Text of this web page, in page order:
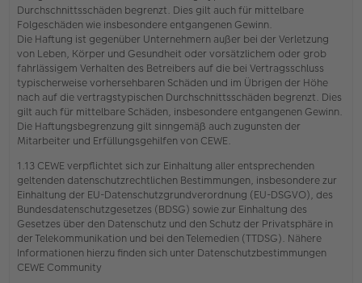
Durchschnittsschäden begrenzt. Dies gilt auch für mittelbare
Folgeschäden wie insbesondere entgangenen Gewinn.
Die Haftung ist gegenüber Unternehmern außer bei der Verletzung
von Leben, Körper und Gesundheit oder vorsätzlichem oder grob
fahrlässigem Verhalten des Betreibers auf die bei Vertragsschluss
typischerweise vorhersehbaren Schäden und im Übrigen der Höhe
nach auf die vertragstypischen Durchschnittsschäden begrenzt. Dies
gilt auch für mittelbare Schäden, insbesondere entgangenen Gewinn.
Die Haftungsbegrenzung gilt sinngemäß auch zugunsten der
Mitarbeiter und Erfüllungsgehilfen von CEWE.
1.13 CEWE verpflichtet sich zur Einhaltung aller entsprechenden
geltenden datenschutzrechtlichen Bestimmungen, insbesondere zur
Einhaltung der EU-Datenschutzgrundverordnung (EU-DSGVO), des
Bundesdatenschutzgesetzes (BDSG) sowie zur Einhaltung des
Gesetzes über den Datenschutz und den Schutz der Privatsphäre in
der Telekommunikation und bei den Telemedien (TTDSG). Nähere
Informationen hierzu finden sich unter Datenschutzbestimmungen
CEWE Community